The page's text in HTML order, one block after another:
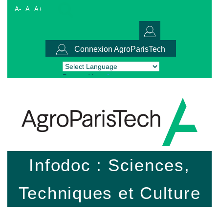
A- A A+
Connexion AgroParisTech
Powered by Translate
Infodoc : Sciences,
Techniques et Culture